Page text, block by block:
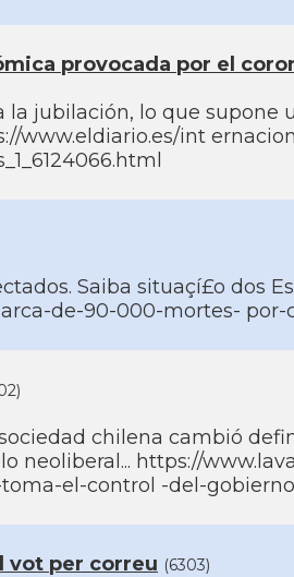
provocada por el
la jubilación, lo que supone
www.eldiario.es/int
Saiba situaçí£o dos
de-90-000-mortes- por-
chilena cambió
neoliberal... https://
el-control -del-
vot per correu (6303)